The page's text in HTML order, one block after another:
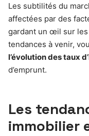
Les subtilités du
affectées par des
gardant un œil sur
tendances à venir,
l’évolution des taux
d’emprunt.
Les
immobilier